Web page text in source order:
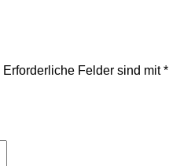
Erforderliche Felder sind mit*